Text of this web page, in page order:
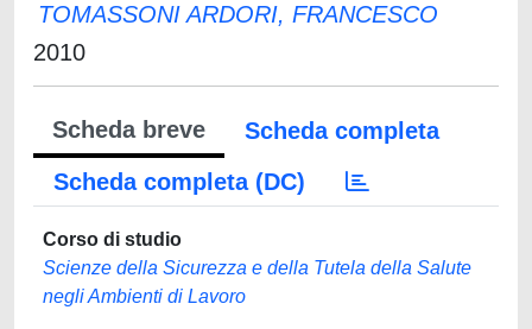
TOMASSONI ARDORI, FRANCESCO
2010
Scheda breve
Scheda completa
Scheda completa (DC)
Corso di studio
Scienze della Sicurezza e della Tutela della Salute
negli Ambienti di Lavoro